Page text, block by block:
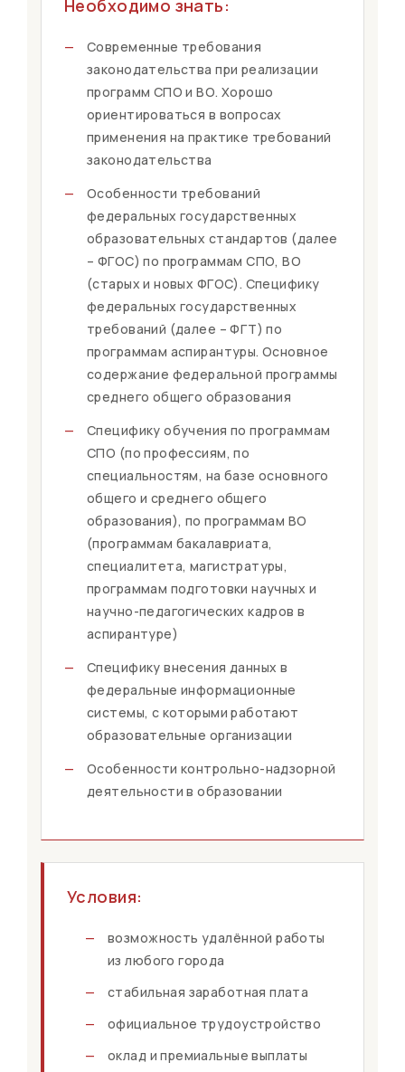
Необходимо знать:
—
Современные требования
законодательства при реализации
программ СПО и ВО. Хорошо
ориентироваться в вопросах
применения на практике требований
законодательства
—
Особенности требований
федеральных государственных
образовательных стандартов (далее
– ФГОС) по программам СПО, ВО
(старых и новых ФГОС). Специфику
федеральных государственных
требований (далее – ФГТ) по
программам аспирантуры. Основное
содержание федеральной программы
среднего общего образования
—
Специфику обучения по программам
СПО (по профессиям, по
специальностям, на базе основного
общего и среднего общего
образования), по программам ВО
(программам бакалавриата,
специалитета, магистратуры,
программам подготовки научных и
научно-педагогических кадров в
аспирантуре)
—
Специфику внесения данных в
федеральные информационные
системы, с которыми работают
образовательные организации
—
Особенности контрольно-надзорной
деятельности в образовании
Условия:
—
возможность удалённой работы
из любого города
—
стабильная заработная плата
—
официальное трудоустройство
—
оклад и премиальные выплаты